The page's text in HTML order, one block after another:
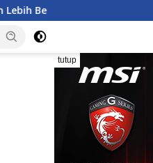
kepada Rakyat
tutup